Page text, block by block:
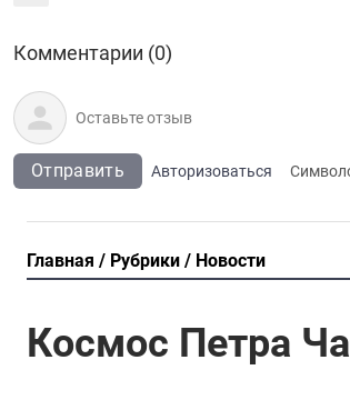
Комментарии (0)
Отправить Авторизоваться
Главная Рубрики Новости
Космос Петра